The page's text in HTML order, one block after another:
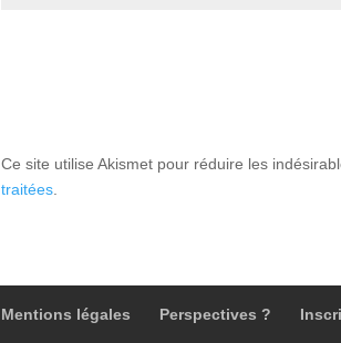
Ce site utilise Akismet pour réduire les
traitées
Mentions légales Perspectives ?